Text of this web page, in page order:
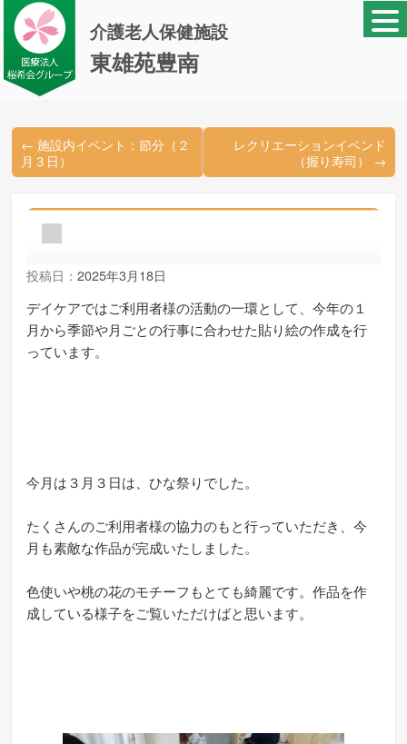
介護老人保健施設
東雄苑豊南
← 施設内イベント：節分（２
月３日）
レクリエーションイベンド
（握り寿司） →
投稿日：2025年3月18日
デイケアではご利用者様の活動の一環として、今年の１
月から季節や月ごとの行事に合わせた貼り絵の作成を行
っています。
今月は３月３日は、ひな祭りでした。
たくさんのご利用者様の協力のもと行っていただき、今
月も素敵な作品が完成いたしました。
色使いや桃の花のモチーフもとても綺麗です。作品を作
成している様子をご覧いただけばと思います。